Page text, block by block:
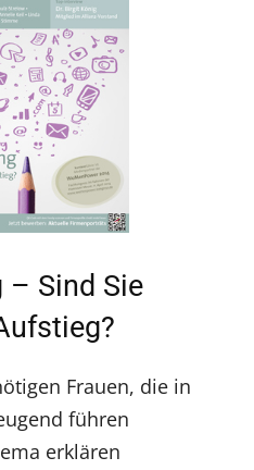
– Sind Sie
Frauen, die in
führen
erklären